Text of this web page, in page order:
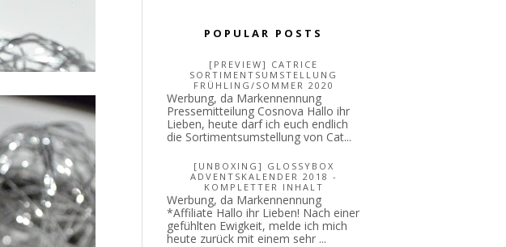
POPULAR POSTS
[PREVIEW] CATRICE
SORTIMENTSUMSTELLUNG
FRÜHLING/SOMMER 2020
Werbung, da Markennennung
Pressemitteilung Cosnova Hallo ihr
Lieben, heute darf ich euch endlich
die Sortimentsumstellung von Cat...
[UNBOXING] GLOSSYBOX
ADVENTSKALENDER 2018 -
KOMPLETTER INHALT
Werbung, da Markennennung
*Affiliate Hallo ihr Lieben! Nach einer
gefühlten Ewigkeit, melde ich mich
heute zurück mit einem sehr ...